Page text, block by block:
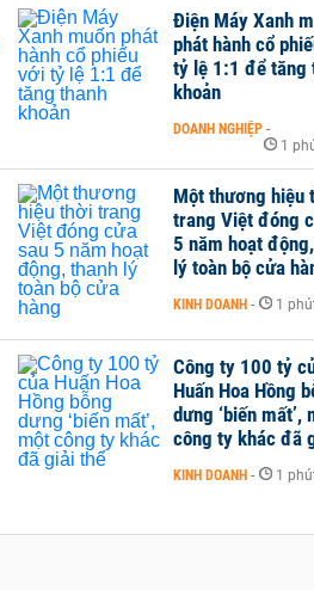
Điện Máy Xanh
phát hành cổ
tỷ lệ 1:1 để tăng
khoản
DOANH NGHIỆP -
1
Một thương hiệu
trang Việt đóng
5 năm hoạt
lý toàn bộ cửa
KINH DOANH - 1
Công ty 100 tỷ
Huấn Hoa Hồng
dưng ‘biến mất’,
công ty khác đã
KINH DOANH - 1